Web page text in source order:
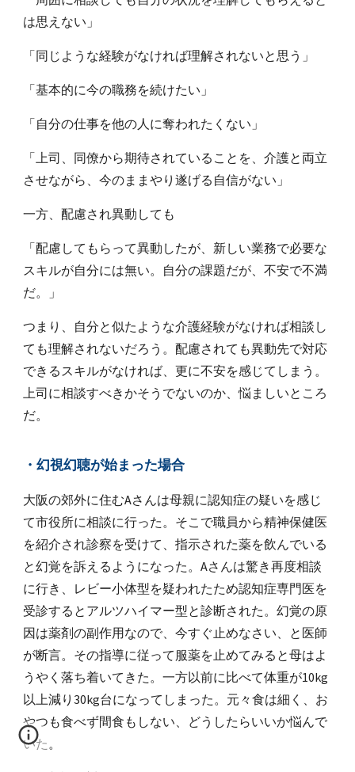
は思えない」
「同じような経験がなければ理解されないと思う」
「基本的に今の職務を続けたい」
「自分の仕事を他の人に奪われたくない」
「上司、同僚から期待されていることを、介護と両立
させながら、今のままやり遂げる自信がない」
一方、配慮され異動しても
「配慮してもらって異動したが、新しい業務で必要な
スキルが自分には無い。自分の課題だが、不安で不満
だ。」
つまり、自分と似たような介護経験がなければ相談し
ても理解されないだろう。配慮されても異動先で対応
できるスキルがなければ、更に不安を感じてしまう。
上司に相談すべきかそうでないのか、悩ましいところ
だ。
・幻視幻聴が始まった場合
大阪の郊外に住むAさんは母親に認知症の疑いを感じ
て市役所に相談に行った。そこで職員から精神保健医
を紹介され診察を受けて、指示された薬を飲んでいる
と幻覚を訴えるようになった。Aさんは驚き再度相談
に行き、レビー小体型を疑われたため認知症専門医を
受診するとアルツハイマー型と診断された。幻覚の原
因は薬剤の副作用なので、今すぐ止めなさい、と医師
が断言。その指導に従って服薬を止めてみると母はよ
うやく落ち着いてきた。一方以前に比べて体重が10kg
以上減り30kg台になってしまった。元々食は細く、お
やつも食べず間食もしない、どうしたらいいか悩んで
いた。